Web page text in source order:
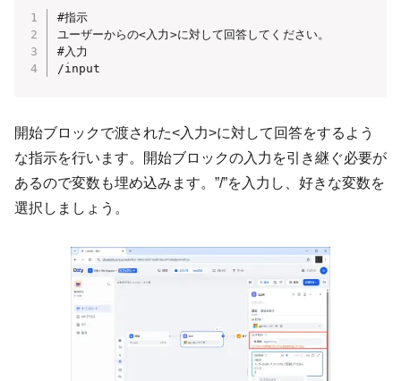
#指示
ユーザーからの<入力>に対して回答してください。
#入力
/input
開始ブロックで渡された<入力>に対して回答をするよう
な指示を行います。開始ブロックの入力を引き継ぐ必要が
あるので変数も埋め込みます。”/”を入力し、好きな変数を
選択しましょう。